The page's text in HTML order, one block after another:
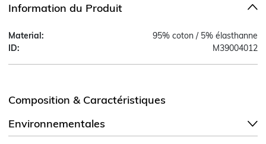
Information du Produit
Material:
95% coton / 5% élasthanne
ID:
M39004012
Composition & Caractéristiques
Environnementales